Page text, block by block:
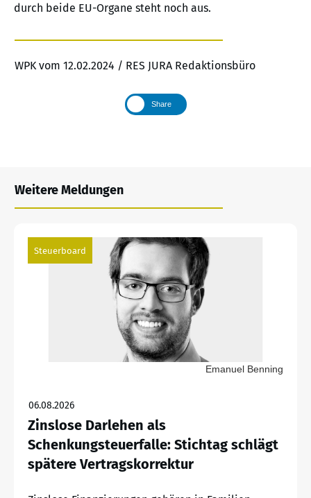
durch beide EU-Organe steht noch aus.
WPK vom 12.02.2024 / RES JURA Redaktionsbüro
Share
Weitere Meldungen
Steuerboard
Emanuel Benning
06.08.2026
Zinslose Darlehen als
Schenkungsteuerfalle: Stichtag schlägt
spätere Vertragskorrektur